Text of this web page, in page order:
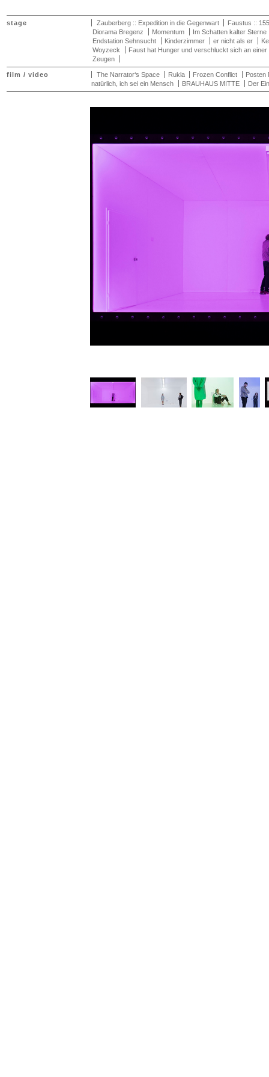
stage Zauberberg :: Expedition in die Gegenwart
Faustus ::
Diorama Bregenz
Momentum
Im Schatten kalter Sterne
Endstation Sehnsucht
Kinderzimmer er nicht als er
Woyzeck
Faust hat Hunger und verschluckt sich an einer
Zeugen
film / video The Narrator‘s Space Rukla Frozen Conflict
Posten
natürlich, ich sei ein Mensch
BRAUHAUS MITTE Der